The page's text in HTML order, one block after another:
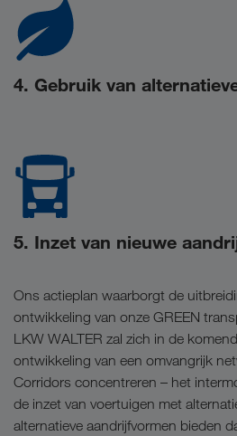
4. Gebruik van
5. Inzet van nieuwe
Ons actieplan waarborgt de
ontwikkeling van onze GREEN
LKW WALTER zal zich in de
ontwikkeling van een omvangrijk
Corridors concentreren – het
de inzet van voertuigen met
alternatieve aandrijfvormen bieden